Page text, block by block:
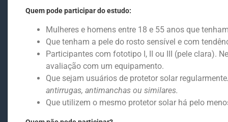
Quem pode participar do estudo:
Mulheres e homens entre 18 e 55 anos que
Que tenham a pele do rosto sensível e com
Participantes com fototipo I, II ou III (pele clara).
avaliação com um equipamento.
Que sejam usuários de protetor solar regularmente
antirrugas, antimanchas ou similares.
Que utilizem o mesmo protetor solar há pelo